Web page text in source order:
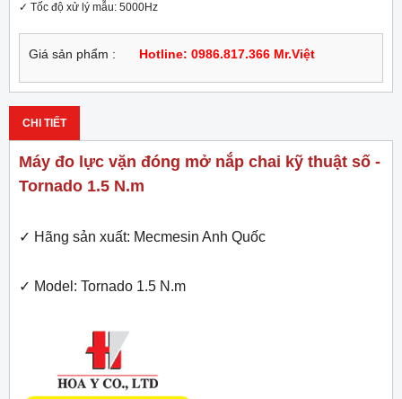
✓ Tốc độ xử lý mẫu: 5000Hz
Giá sản phẩm : Hotline: 0986.817.366 Mr.Việt
CHI TIẾT
Máy đo lực vặn đóng mở nắp chai kỹ thuật số -
Tornado 1.5 N.m
✓ Hãng sản xuất: Mecmesin Anh Quốc
✓ Model: Tornado 1.5 N.m